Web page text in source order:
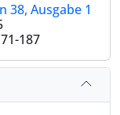
38, Ausgabe 1
187